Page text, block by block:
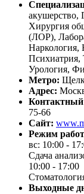
акушерство,
Хирургия
(ЛОР),
Наркология,
Психиатрия,
Урология,
Метро:
Адрес:
Контактный
75-66
Сайт:
Режим
вс: 10:00 -
Сдача
10:00 - 17:00
Выходные